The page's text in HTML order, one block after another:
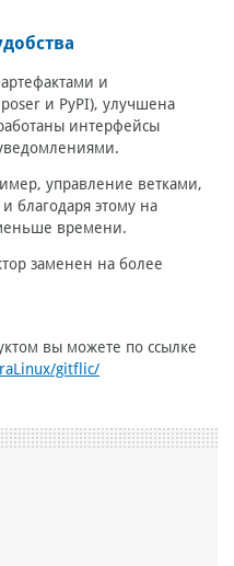
и
и PyPI), улучшена
интерфейсы
управление ветками,
благодаря этому на
времени.
заменен на более
вы можете по ссылке
gitflic/